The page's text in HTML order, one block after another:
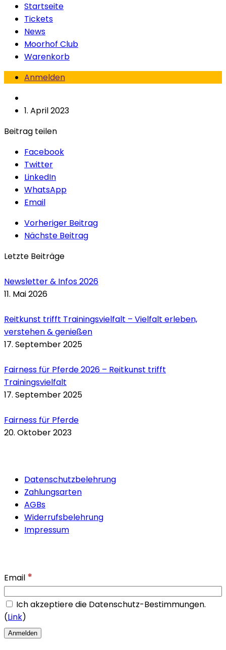
Startseite
Tickets
News
Moorhof Club
Warenkorb
Anmelden
1. April 2023
Beitrag teilen
Facebook
Twitter
LinkedIn
WhatsApp
Email
Vorheriger Beitrag
Nächste Beitrag
Letzte Beiträge
Newsletter & Infos 2026
11. Mai 2026
Reitkunst trifft Trainingsvielfalt – Vielfalt erleben,
verstehen & genießen
17. September 2025
Fairness für Pferde 2026 – Reitkunst trifft
Trainingsvielfalt
17. September 2025
Fairness für Pferde
20. Oktober 2023
Datenschutzbelehrung
Zahlungsarten
AGBs
Widerrufsbelehrung
Impressum
Email *
Ich akzeptiere die Datenschutz-Bestimmungen.
(Link)